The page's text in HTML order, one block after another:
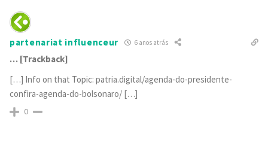
partenariat influenceur 6 anos atrás
… [Trackback]
[…] Info on that Topic: patria.digital/agenda-do-presidente-
confira-agenda-do-bolsonaro/ […]
0